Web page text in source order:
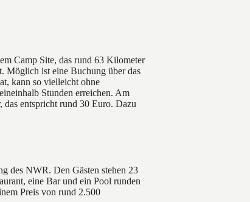
Camp Site, das rund 63 Kilometer
Möglich ist eine Buchung über das
kann so vielleicht ohne
Stunden erreichen. Am
das entspricht rund 30 Euro. Dazu
des NWR. Den Gästen stehen 23
eine Bar und ein Pool runden
Preis von rund 2.500